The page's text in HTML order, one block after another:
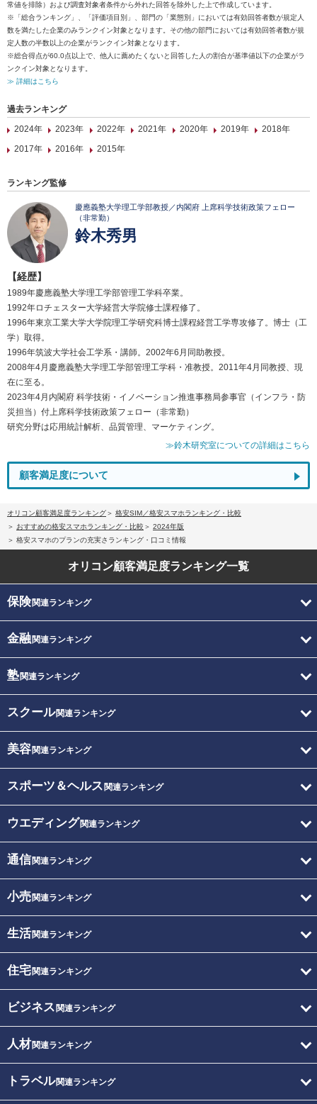
常値を排除）および調査対象者条件から外れた回答を除外した上で作成しています。
※「総合ランキング」、「評価項目別」、部門の「業態別」においては有効回答者数が規定人
数を満たした企業のみランクイン対象となります。その他の部門においては有効回答者数が規
定人数の半数以上の企業がランクイン対象となります。
※総合得点が60.0点以上で、他人に薦めたくないと回答した人の割合が基準値以下の企業がラ
ンクイン対象となります。
≫ 詳細はこちら
過去ランキング
2024年
2023年 2022年 2021年 2020年 2019年
2018年
2017年
2016年 2015年
ランキング監修
慶應義塾大学理工学部教授／内閣府 上席科学技術政策フェロー
（非常勤）
鈴木秀男
【経歴】
1989年慶應義塾大学理工学部管理工学科卒業。
1992年ロチェスター大学経営大学院修士課程修了。
1996年東京工業大学大学院理工学研究科博士課程経営工学専攻修了。博士（工
学）取得。
1996年筑波大学社会工学系・講師。2002年6月同助教授。
2008年4月慶應義塾大学理工学部管理工学科・准教授。2011年4月同教授、現
在に至る。
2023年4月内閣府 科学技術・イノベーション推進事務局参事官（インフラ・防
災担当）付上席科学技術政策フェロー（非常勤）
研究分野は応用統計解析、品質管理、マーケティング。
≫鈴木研究室についての詳細はこちら
顧客満足度について
オリコン顧客満足度ランキング
格安SIM／格安スマホランキング・比較
おすすめの格安スマホランキング・比較
2024年版
格安スマホのプランの充実さランキング・口コミ情報
オリコン顧客満足度ランキング一覧
保険関連ランキング
金融関連ランキング
塾関連ランキング
スクール関連ランキング
美容関連ランキング
スポーツ＆ヘルス 関連ランキング
ウエディング関連ランキング
通信関連ランキング
小売関連ランキング
生活関連ランキング
住宅関連ランキング
ビジネス 関連ランキング
人材関連ランキング
トラベル関連ランキング